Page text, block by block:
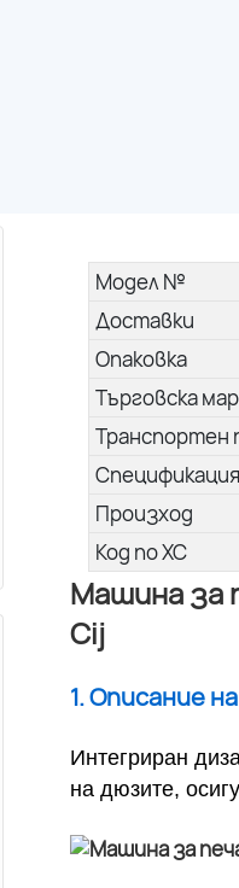
Модел №
Доставки
Опаковка
Търговска
Транспортен
Спецификация
Произход
Код по ХС
Машина за
Cij
1. Описание
Интегриран
на дюзите,